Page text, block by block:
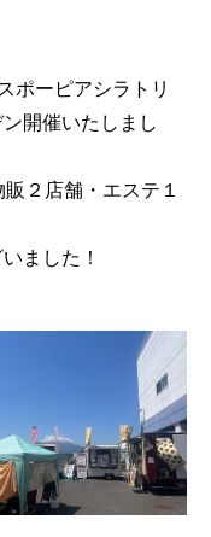
ポーピアシラトリ
開催いたしまし
２店舗・エステ１
ました！